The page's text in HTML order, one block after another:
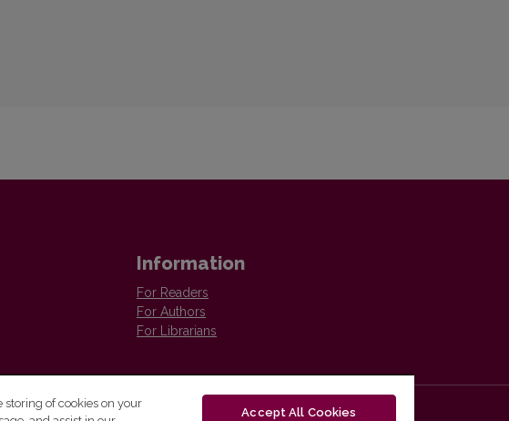
Information
For Readers
For Authors
For Librarians
storing of cookies on your
Accept All Cookies